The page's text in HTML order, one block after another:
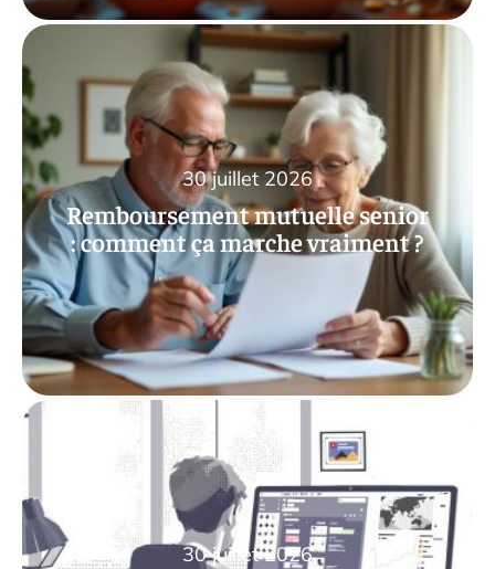
Remboursement mutuelle senior
: comment ça marche vraiment ?
30 juillet 2026
30 juillet 2026